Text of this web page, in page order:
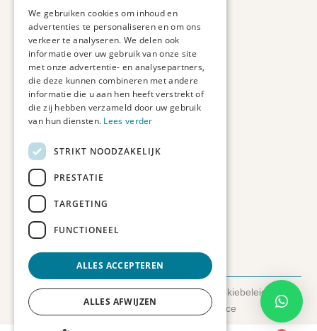
Veelgestelde vragen
Duurzaam ondernemen
Contact informatie
Etienne de Pinedaweg 34
3711 CH, Austerlitz
Nederland
info@fotoprintxl.nl
0343 78 58 00
KVK: 81960263
BTW: NL002708709B23
© 2026 FotoprintXL.nl-Privacyverklaring -Cookiebeleid
Disclaimer
- Gemaakt door:SyncSilo Ecommerce
We gebruiken cookies om inhoud en
advertenties te personaliseren en om ons
verkeer te analyseren. We delen ook
informatie over uw gebruik van onze site
met onze advertentie- en analysepartners,
die deze kunnen combineren met andere
informatie die u aan hen heeft verstrekt of
die zij hebben verzameld door uw gebruik
van hun diensten. Lees verder
STRIKT NOODZAKELIJK
PRESTATIE
TARGETING
FUNCTIONEEL
ALLES ACCEPTEREN
ALLES AFWIJZEN